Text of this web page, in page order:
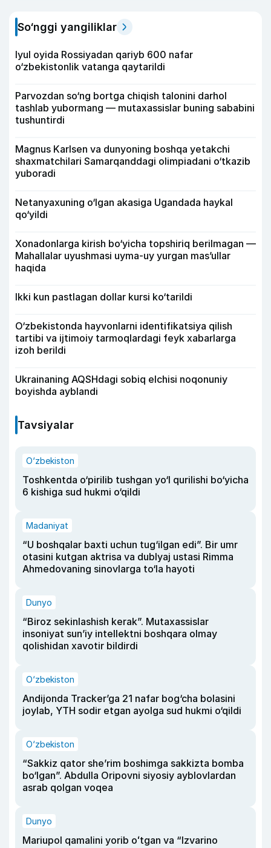
So‘nggi yangiliklar
Iyul oyida Rossiyadan qariyb 600 nafar
o‘zbekistonlik vatanga qaytarildi
Parvozdan so‘ng bortga chiqish talonini darhol
tashlab yubormang — mutaxassislar buning sababini
tushuntirdi
Magnus Karlsen va dunyoning boshqa yetakchi
shaxmatchilari Samarqanddagi olimpiadani o‘tkazib
yuboradi
Netanyaxuning o‘lgan akasiga Ugandada haykal
qo‘yildi
Xonadonlarga kirish bo‘yicha topshiriq berilmagan —
Mahallalar uyushmasi uyma-uy yurgan mas’ullar
haqida
Ikki kun pastlagan dollar kursi ko‘tarildi
O‘zbekistonda hayvonlarni identifikatsiya qilish
tartibi va ijtimoiy tarmoqlardagi feyk xabarlarga
izoh berildi
Ukrainaning AQSHdagi sobiq elchisi noqonuniy
boyishda ayblandi
Tavsiyalar
O‘zbekiston
Toshkentda o‘pirilib tushgan yo‘l qurilishi bo‘yicha
6 kishiga sud hukmi o‘qildi
Madaniyat
“U boshqalar baxti uchun tug‘ilgan edi”. Bir umr
otasini kutgan aktrisa va dublyaj ustasi Rimma
Ahmedovaning sinovlarga to‘la hayoti
Dunyo
“Biroz sekinlashish kerak”. Mutaxassislar
insoniyat sun’iy intellektni boshqara olmay
qolishidan xavotir bildirdi
O‘zbekiston
Andijonda Tracker’ga 21 nafar bog‘cha bolasini
joylab, YTH sodir etgan ayolga sud hukmi o‘qildi
O‘zbekiston
“Sakkiz qator she’rim boshimga sakkizta bomba
bo‘lgan”. Abdulla Oripovni siyosiy ayblovlardan
asrab qolgan voqea
Dunyo
Mariupol qamalini yorib oʻtgan va “Izvarino